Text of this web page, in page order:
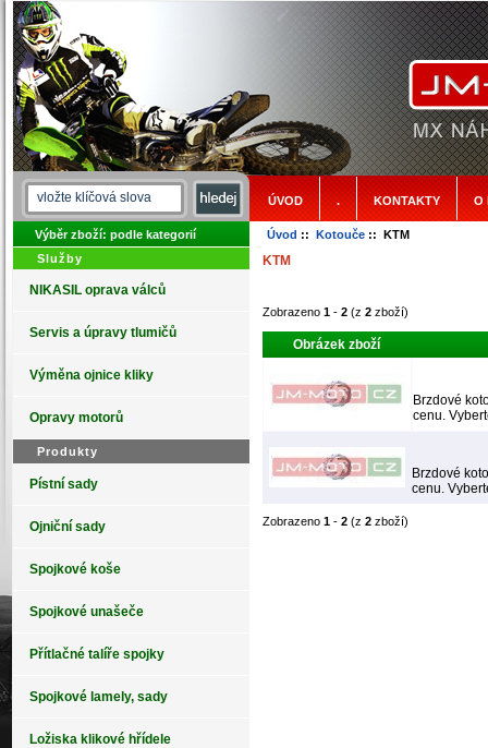
ÚVOD . KONTAKTY O
Výběr zboží: podle kategorií
Služby
NIKASIL oprava válců
Servis a úpravy tlumičů
Výměna ojnice kliky
Opravy motorů
Produkty
Pístní sady
Ojniční sady
Spojkové koše
Spojkové unašeče
Přítlačné talíře spojky
Spojkové lamely, sady
Ložiska klikové hřídele
Úvod :: Kotouče:: KTM
KTM
Zobrazeno 1- 2(z 2zboží)
Obrázek zboží
Brzdové
cenu.
Brzdové
cenu.
Zobrazeno 1- 2(z 2zboží)